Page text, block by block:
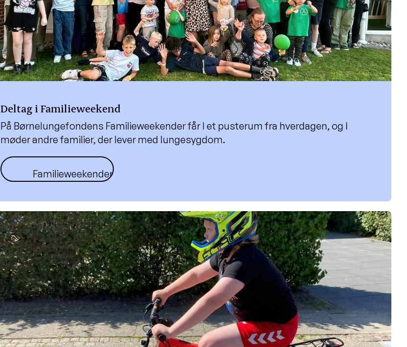
Deltag i Familieweekend
På Børnelungefondens Familieweekender får I et pusterum fra hverdagen, og I
møder andre familier, der lever med lungesygdom.
Familieweekender